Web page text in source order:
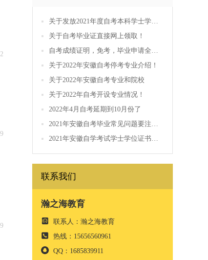
关于发放2021年度自考本科学士学位证书的通知
关于自考毕业证直接网上领取！
自考成绩证明，免考，毕业申请全都可以在网上办理了！
关于2022年安徽自考停考专业介绍！
关于2022年安徽自考专业和院校
关于2022年自考开设专业情况！
2022年4月自考延期到10月份了
2021年安徽自考毕业常见问题要注意的有哪些？
2021年安徽自学考试学士学位证书如何领取？
联系我们
瀚之海教育
联系人：瀚之海教育
热线：15656560961
QQ：1685839911